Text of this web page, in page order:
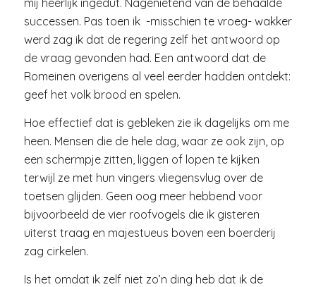
mij heerlijk ingedut. Nagenietend van de behaalde
successen. Pas toen ik -misschien te vroeg- wakker
werd zag ik dat de regering zelf het antwoord op
de vraag gevonden had. Een antwoord dat de
Romeinen overigens al veel eerder hadden ontdekt:
geef het volk brood en spelen.
Hoe effectief dat is gebleken zie ik dagelijks om me
heen. Mensen die de hele dag, waar ze ook zijn, op
een schermpje zitten, liggen of lopen te kijken
terwijl ze met hun vingers vliegensvlug over de
toetsen glijden. Geen oog meer hebbend voor
bijvoorbeeld de vier roofvogels die ik gisteren
uiterst traag en majestueus boven een boerderij
zag cirkelen.
Is het omdat ik zelf niet zo’n ding heb dat ik de